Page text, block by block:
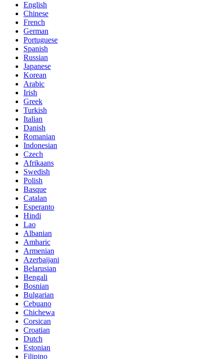
English
Chinese
French
German
Portuguese
Spanish
Russian
Japanese
Korean
Arabic
Irish
Greek
Turkish
Italian
Danish
Romanian
Indonesian
Czech
Afrikaans
Swedish
Polish
Basque
Catalan
Esperanto
Hindi
Lao
Albanian
Amharic
Armenian
Azerbaijani
Belarusian
Bengali
Bosnian
Bulgarian
Cebuano
Chichewa
Corsican
Croatian
Dutch
Estonian
Filipino